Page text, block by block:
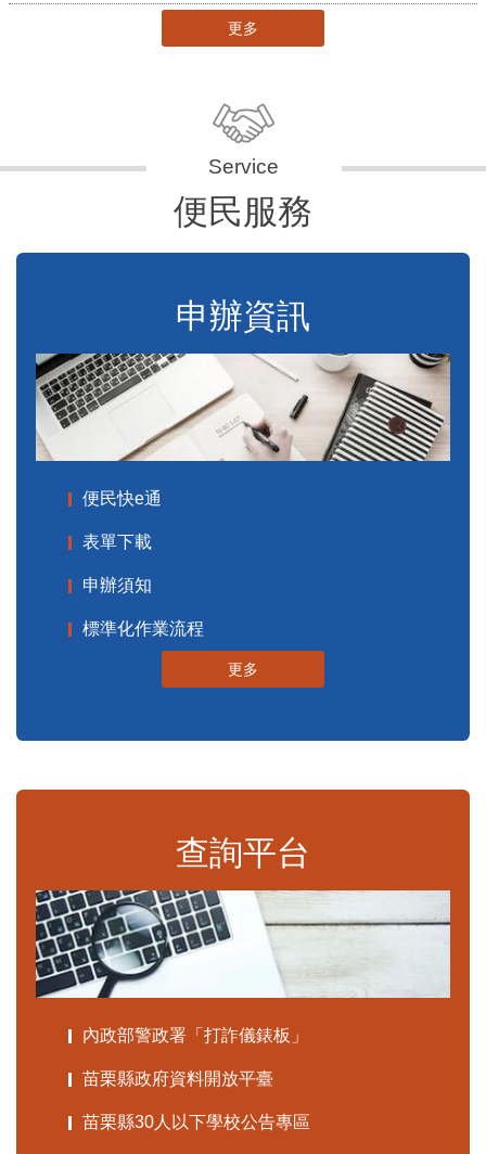
更多
便民服務
申辦資訊
便民快e通
表單下載
申辦須知
標準化作業流程
更多
查詢平台
內政部警政署「打詐儀錶板」
苗栗縣政府資料開放平臺
苗栗縣30人以下學校公告專區